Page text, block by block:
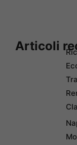
Articoli